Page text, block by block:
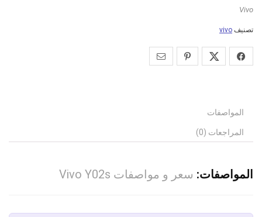
Vivo
تصنيف vivo
المواصفات
المراجعات (0)
المواصفات: سعر و مواصفات Vivo Y02s